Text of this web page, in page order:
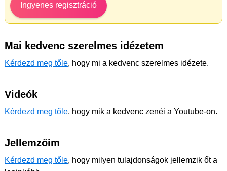
Ingyenes regisztráció
Mai kedvenc szerelmes idézetem
Kérdezd meg tőle, hogy mi a kedvenc szerelmes idézete.
Videók
Kérdezd meg tőle, hogy mik a kedvenc zenéi a Youtube-on.
Jellemzőim
Kérdezd meg tőle, hogy milyen tulajdonságok jellemzik őt a